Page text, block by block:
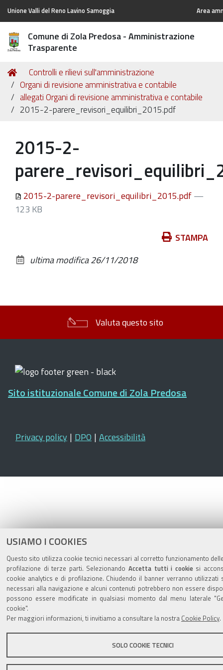
USIAMO I COOKIES
Questo sito utilizza cookie tecnici necessari al corretto funzionamento
profilazione di terze parti. Selezionando Accetta tutti i cookiesi
cookie analytics e di profilazione. Chiudendo il banner verranno utilizzati
necessari alla navigazione e alcuni contenuti potrebbero non essere
possono essere modificate in qualsiasi momento dal menu laterale
cookie".
Per maggiori informazioni, ti invitiamo a consultare la nostra Cookie Policy.
SOLO COOKIE TECNICI
Unione Valli del Reno Lavino Samoggia Area
Comune di Zola Predosa - Amministrazione
Trasparente
Tu
sei
qui:
Home
Controlli e rilievi sull'amministrazione
Organi di revisione amministrativa e contabile
allegati Organi di revisione amministrativa e contabile
2015-2-parere_revisori_equilibri_2015.pdf
2015-2-
2015-2-parere_revisori_equilibri_2015.pdf—
123 KB
documento
STAMPA
ultima modifica26/11/2018
Valuta questo sito
Sito istituzionale Comune di Zola Predosa
Privacy policy | DPO | Accessibilità